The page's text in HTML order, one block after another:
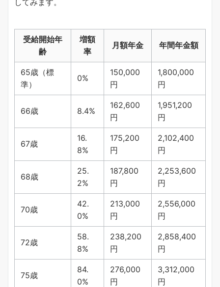
受給開始年
齢
増額
率
月額年金 年間年金額
65歳（標
準）
0%
150,000
円
1,800,000
円
66歳 8.4%
162,600
円
1,951,200
円
67歳
16.
8%
175,200
円
2,102,400
円
68歳
25.
2%
187,800
円
2,253,600
円
70歳
42.
0%
213,000
円
2,556,000
円
72歳
58.
8%
238,200
円
2,858,400
円
75歳
84.
0%
276,000
円
3,312,000
円